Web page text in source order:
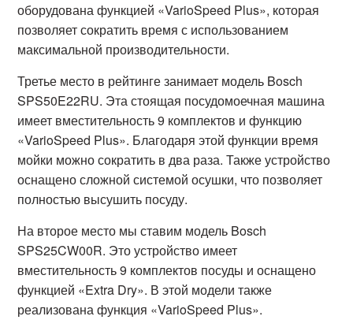
оборудована функцией «VarioSpeed Plus», которая
позволяет сократить время с использованием
максимальной производительности.
Третье место в рейтинге занимает модель Bosch
SPS50E22RU. Эта стоящая посудомоечная машина
имеет вместительность 9 комплектов и функцию
«VarioSpeed Plus». Благодаря этой функции время
мойки можно сократить в два раза. Также устройство
оснащено сложной системой осушки, что позволяет
полностью высушить посуду.
На второе место мы ставим модель Bosch
SPS25CW00R. Это устройство имеет
вместительность 9 комплектов посуды и оснащено
функцией «Extra Dry». В этой модели также
реализована функция «VarioSpeed Plus».